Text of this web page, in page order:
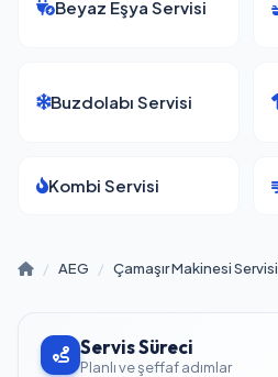
Beyaz Eşya Servisi
Buzdolabı Servisi
Kombi Servisi
/ AEG / Çamaşır Makinesi Servisi
Servis Süreci
Planlı ve şeffaf adımlar